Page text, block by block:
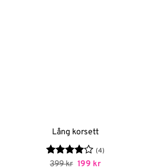
Lång korsett
Betygsatt
(4)
399kr Det
199 krDet